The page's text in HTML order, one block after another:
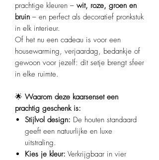
prachtige kleuren – wit, roze, groen en
bruin – en perfect als decoratief pronkstuk
in elk interieur.
Of het nu een cadeau is voor een
housewarming, verjaardag, bedankje of
gewoon voor jezelf: dit setje brengt sfeer
in elke ruimte.
🌟 Waarom deze kaarsenset een
prachtig geschenk is:
Stijlvol design: De houten standaard
geeft een natuurlijke en luxe
uitstraling.
Kies je kleur: Verkrijgbaar in vier